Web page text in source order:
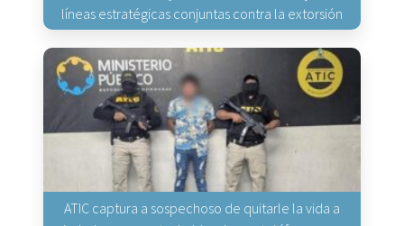
líneas estratégicas conjuntas contra la extorsión
ATIC captura a sospechoso de quitarle la vida a